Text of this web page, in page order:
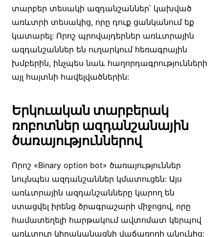
տարբեր տեսակի ազդանշաններ՝ կախված
առևտրի տեսակից, որը դուք ցանկանում եք
կատարել: Որոշ պրովայդերներ առևտրային
ազդանշաններ են ուղարկում հեռագրային
խմբերին, ինչպես նաև հաղորդագրությունների
այլ հայտնի հավելվածներին:
Երկուական տարբերակ
ռոբոտներ ազդանշանային
ծառայություններով
Որոշ «Binary option bot» ծառայություններ
նույնպես ազդանշաններ կմատուցեն: Այս
առևտրային ազդանշանները կարող են
ստացվել իրենց ծրագրաշարի միջոցով, որը
համատեղելի հարթակում ավտոմատ կերպով
առևտուր կիրականացնի վաճառողի անունից: